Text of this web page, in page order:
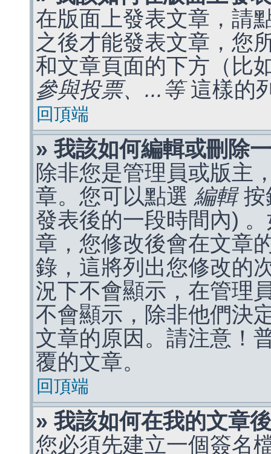
在版面上發表文章，請
之後才能發表文章，您
和文章頁面的下方（比
參與投票、...等這樣的
回頂端
» 我該如何編輯或刪除
除非您是管理員或版主
章。您可以點選 編輯按
發表後的一段時間內)
章，您修改後會在文章
錄，這將列出您修改的
況下不會顯示，在管理
不會顯示，除非他們決
文章的原因。請注意！
覆的文章。
回頂端
» 我該如何在我的文章
您必須先建立一個簽名